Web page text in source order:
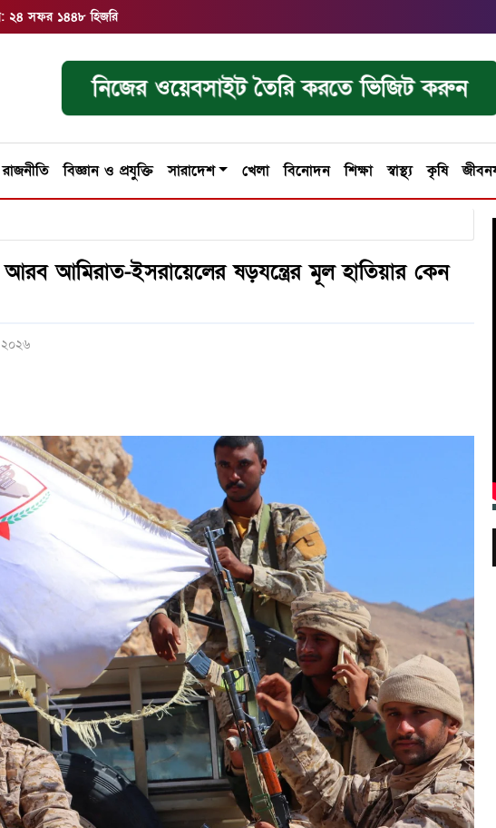
২৪ সফর ১৪৪৮ হিজরি
নিজের ওয়েবসাইট তৈরি করতে ভিজিট করুন
রাজনীতি বিজ্ঞান ও প্রযুক্তি সারাদেশ খেলা বিনোদন শিক্ষা স্বাস্থ্য কৃষি
আমিরাত-ইসরায়েলের ষড়যন্ত্রের মূল হাতিয়ার কেন
২০২৬